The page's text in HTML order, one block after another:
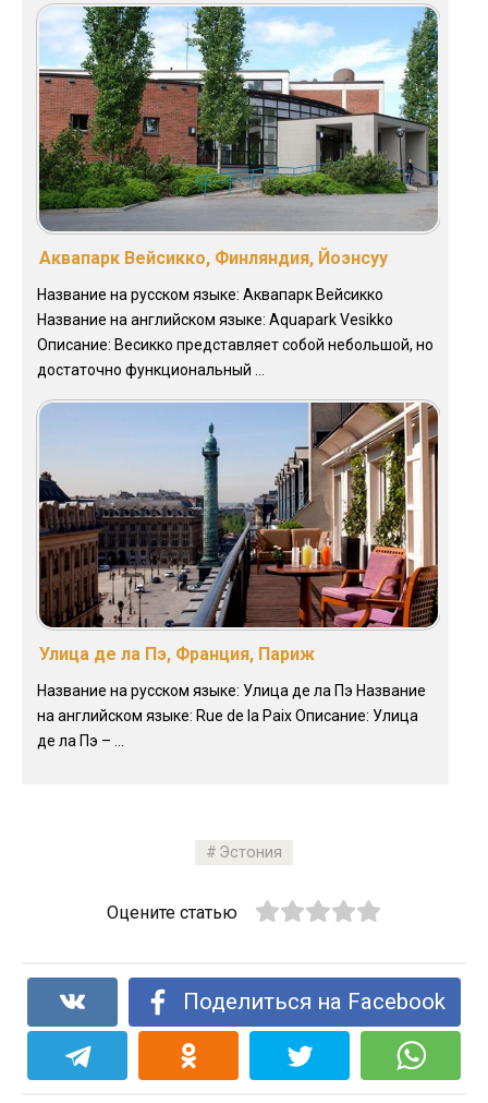
Аквапарк Вейсикко, Финляндия, Йоэнсуу
Название на русском языке: Аквапарк Вейсикко
Название на английском языке: Aquapark Vesikko
Описание: Весикко представляет собой небольшой, но
достаточно функциональный ...
Улица де ла Пэ, Франция, Париж
Название на русском языке: Улица де ла Пэ Название
на английском языке: Rue de la Paix Описание: Улица
де ла Пэ – ...
Эстония
Оцените статью
Поделиться на Facebook